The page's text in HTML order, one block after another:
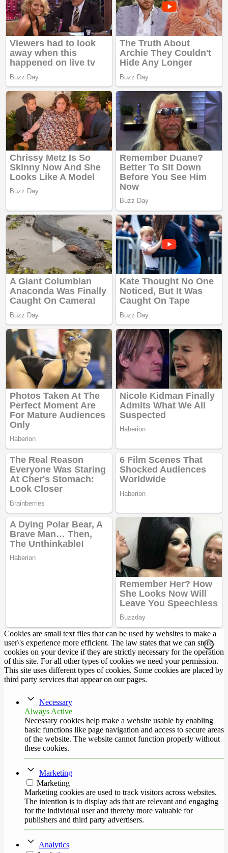
Cookies are small text files that can be used by websites to make a
user\'s experience more efficient. The law states that we can store
cookies on your device if they are strictly necessary for the operation
of this site. For all other types of cookies we need your permission.
This site uses different types of cookies. Some cookies are placed by
third party services that appear on our pages.
Necessary
Always Active
Necessary cookies help make a website usable by enabling
basic functions like page navigation and access to secure areas
of the website. The website cannot function properly without
these cookies.
Marketing
Marketing
Marketing cookies are used to track visitors across websites.
The intention is to display ads that are relevant and engaging
for the individual user and thereby more valuable for
publishers and third party advertisers.
Analytics